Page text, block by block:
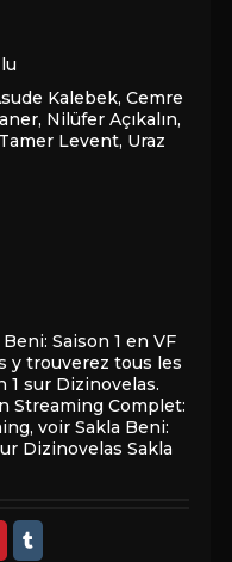
Kalebek, Cemre
, Nilüfer Açıkalın,
Tamer Levent, Uraz
Saison 1 en VF
y trouverez tous les
1 sur Dizinovelas.
Streaming Complet:
voir Sakla Beni:
Dizinovelas Sakla